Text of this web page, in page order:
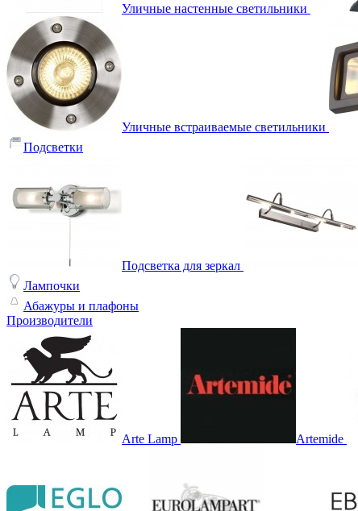
Уличные настенные светильники
Уличные встраиваемые светильники
Подсветки
Подсветка для зеркал
Лампочки
Абажуры и плафоны
Производители
Arte Lamp Artemide